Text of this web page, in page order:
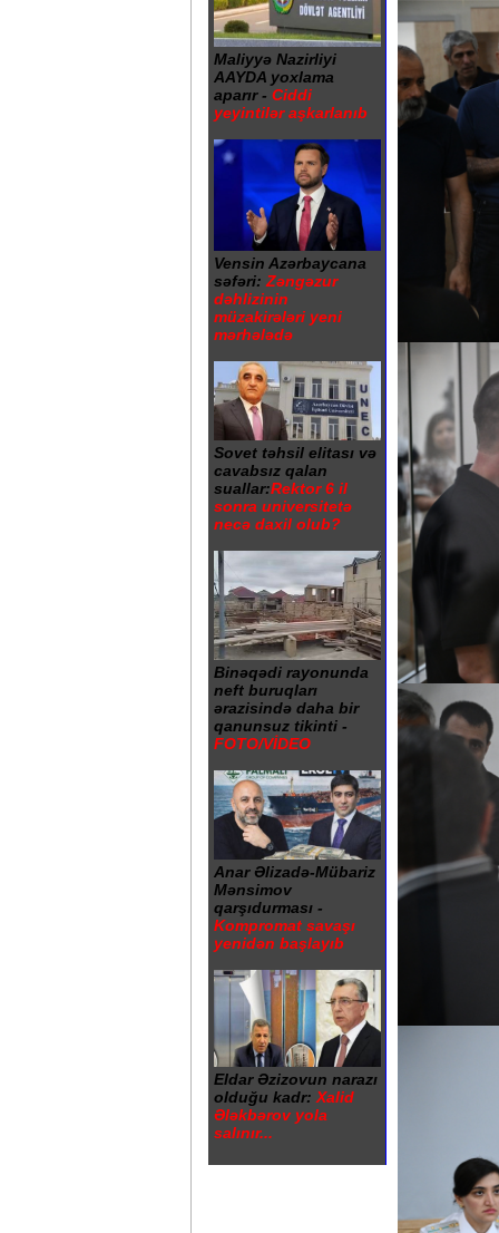
Maliyyə Nazirliyi
AAYDA yoxlama
aparır - Ciddi
yeyintilər aşkarlanıb
Vensin Azərbaycana
səfəri: Zəngəzur
dəhlizinin
müzakirələri yeni
mərhələdə
Sovet təhsil elitası və
cavabsız qalan
suallar:Rektor 6 il
sonra universitetə
necə daxil olub?
Binəqədi rayonunda
neft buruqları
ərazisində daha bir
qanunsuz tikinti -
FOTO/VİDEO
Anar Əlizadə-Mübariz
Mənsimov
qarşıdurması -
Kompromat savaşı
yenidən başlayıb
Eldar Əzizovun narazı
olduğu kadr: Xalid
Ələkbərov yola
salınır...